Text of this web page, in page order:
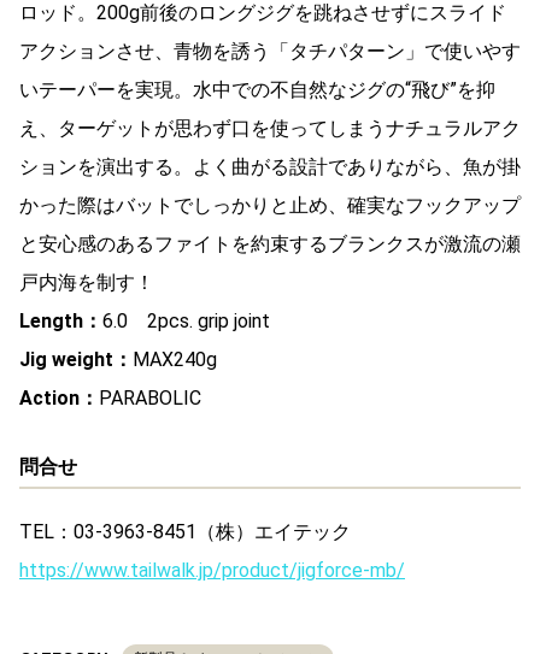
ロッド。200g前後のロングジグを跳ねさせずにスライド
アクションさせ、青物を誘う「タチパターン」で使いやす
いテーパーを実現。水中での不自然なジグの“飛び”を抑
え、ターゲットが思わず口を使ってしまうナチュラルアク
ションを演出する。よく曲がる設計でありながら、魚が掛
かった際はバットでしっかりと止め、確実なフックアップ
と安心感のあるファイトを約束するブランクスが激流の瀬
戸内海を制す！
Length： 6.0 2pcs. grip joint
Jig weight： MAX240g
Action： PARABOLIC
問合せ
TEL：03-3963-8451（株）エイテック
https://www.tailwalk.jp/product/jigforce-mb/